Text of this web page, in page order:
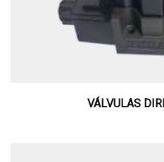
VÁLVULAS